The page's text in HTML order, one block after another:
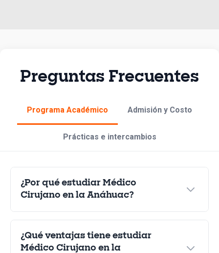
Preguntas Frecuentes
Programa Académico Admisión y Costo
Prácticas e intercambios
¿Por qué estudiar Médico
Cirujano en la Anáhuac?
Estudiarás en una institución dealto prestigio
académicoque se encuentra en el
¿Qué ventajas tiene estudiar
Médico Cirujano en la